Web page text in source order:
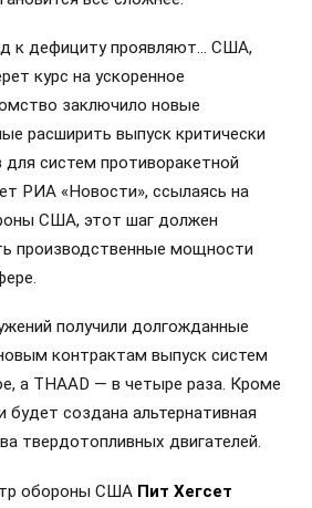
к дефициту проявляют… США,
курс на ускоренное
заключило новые
расширить выпуск критически
систем противоракетной
РИА «Новости», ссылаясь на
США, этот шаг должен
производственные мощности
получили долгожданные
контрактам выпуск систем
а THAAD — в четыре раза. Кроме
будет создана альтернативная
твердотопливных двигателей.
обороны США Пит Хегсет